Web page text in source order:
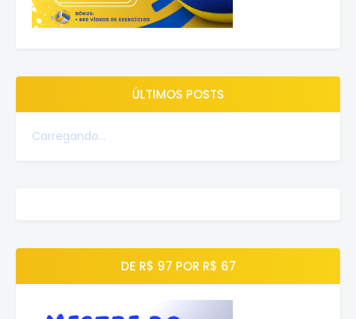
ÚLTIMOS POSTS
Carregando...
DE R$ 97 POR R$ 67